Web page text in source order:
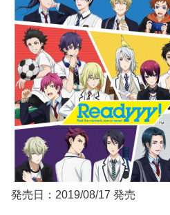
発売日：2019/08/17 発売